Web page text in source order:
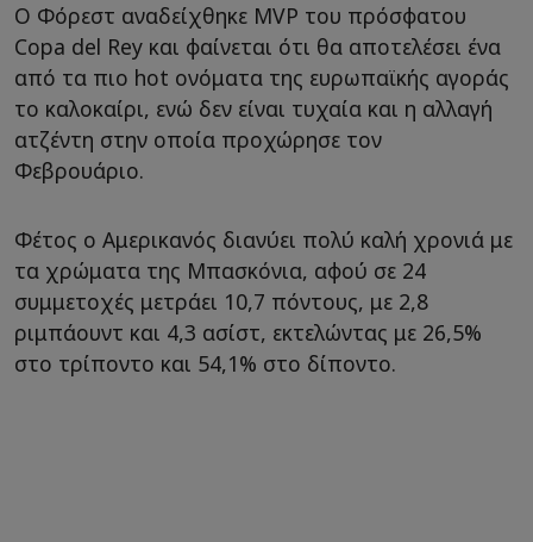
Ο Φόρεστ αναδείχθηκε MVP του πρόσφατου
Copa del Rey και φαίνεται ότι θα αποτελέσει ένα
από τα πιο hot ονόματα της ευρωπαϊκής αγοράς
το καλοκαίρι, ενώ δεν είναι τυχαία και η αλλαγή
ατζέντη στην οποία προχώρησε τον
Φεβρουάριο.
Φέτος ο Αμερικανός διανύει πολύ καλή χρονιά με
τα χρώματα της Μπασκόνια, αφού σε 24
συμμετοχές μετράει 10,7 πόντους, με 2,8
ριμπάουντ και 4,3 ασίστ, εκτελώντας με 26,5%
στο τρίποντο και 54,1% στο δίποντο.